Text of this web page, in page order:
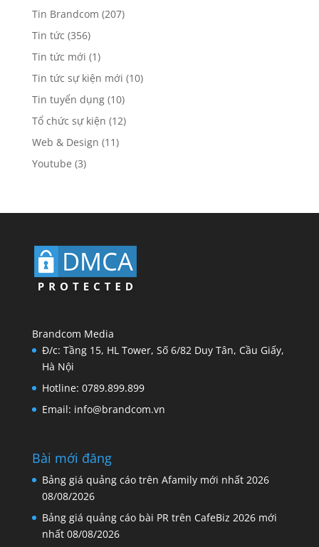
Tin Brandcom (207)
Tin tức (356)
Tin tức mới (1)
Tin tức sự kiện mới (10)
Tin tuyển dụng(10)
Tổ chức sự kiện (12)
Web & Design (11)
Youtube (3)
Brandcom Media
Đ/c: Tầng 15, HL Tower, Số 6/82 Duy Tân, Cầu Giấy,
Hà Nội
Hotline: 0789.899.899
Email: info@brandcom.vn
Bài mới đăng
Bảng giá quảng cáo trên Afamily mới nhất 2026
08/08/2026
Bảng giá quảng cáo bài PR trên CafeBiz 2026 mới
nhất 08/08/2026